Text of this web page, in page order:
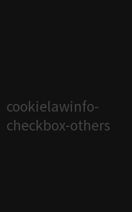
cookielawinfo-
checkbox-others